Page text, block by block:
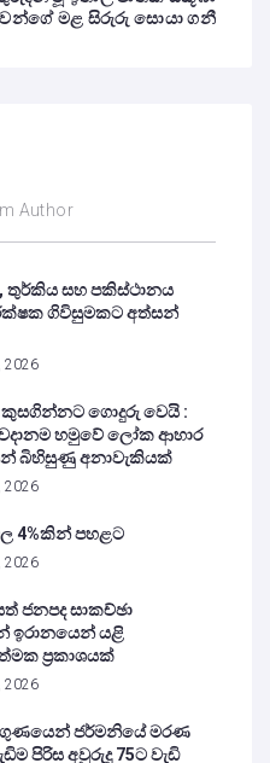
මළ සිරුරු සොයා ගනී
Author
තුර්කිය සහ පකිස්ථානය
ගිවිසුමකට අත්සන්
2026
ගොදුරු වෙයි :
හමුවේ ලෝක ආහාර
බිහිසුණු අනාවැකියක්
2026
4%කින් පහළට
2026
ජනපද සාකච්ඡා
ඉරානයෙන් යළි
ප්‍රකාශයක්
2026
ජර්මනියේ මරණ
පිරිස අවුරුදු 75ට වැඩි